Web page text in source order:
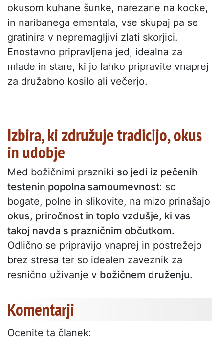
okusom kuhane šunke, narezane na kocke,
in naribanega ementala, vse skupaj pa se
gratinira v nepremagljivi zlati skorjici.
Enostavno pripravljena jed, idealna za
mlade in stare, ki jo lahko pripravite vnaprej
za družabno kosilo ali večerjo.
Izbira, ki združuje tradicijo, okus
in udobje
Med božičnimi prazniki so jedi iz pečenih
testenin popolna samoumevnost: so
bogate, polne in slikovite, na mizo prinašajo
okus, priročnost in toplo vzdušje, ki vas
takoj navda s prazničnim občutkom.
Odlično se pripravijo vnaprej in postrežejo
brez stresa ter so idealen zaveznik za
resnično uživanje v božičnem druženju.
Komentarji
Ocenite ta članek: